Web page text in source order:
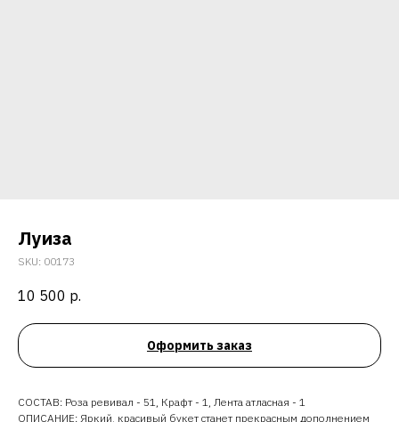
Луиза
SKU: 00173
10 500 р.
Оформить заказ
СОСТАВ: Роза ревивал - 51, Крафт - 1, Лента атласная - 1
ОПИСАНИЕ: Яркий, красивый букет станет прекрасным дополнением